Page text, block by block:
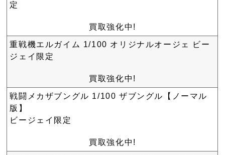
定
買取強化中!
重戦機エルガイム 1/100 オリジナルオージェ ビー
ジェイ限定
買取強化中!
戦闘メカザブングル 1/100 ザブングル【ノーマル
版】
ビージェイ限定
買取強化中!